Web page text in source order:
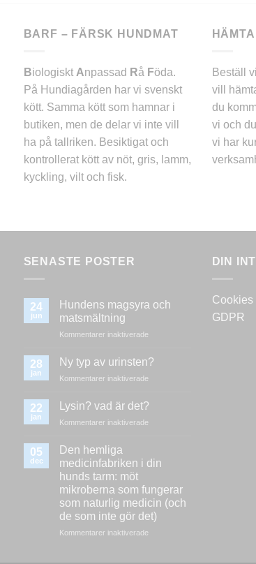
BARF – FÄRSK HUNDMAT
Biologiskt Anpassad Rå Föda.
På Hundiagården har vi svenskt
kött. Samma kött som hamnar i
butiken, men de delar vi inte vill
ha på tallriken. Besiktigat och
kontrollerat kött av nöt, gris, lamm,
kyckling, vilt och fisk.
Beställ
vill
du
vi och
vi har
SENASTE POSTER
24
jun
Hundens magsyra och
matsmältning
Kommentarer inaktiveradeför
magsyra
matsmältning
28
jan
Ny typ av urinsten?
Kommentarer inaktiveradeför
typ
urinsten?
22
jan
Lysin? vad är det?
Kommentarer inaktiveradeför
är
det?
05
dec
Den hemliga
medicinfabriken i din
hunds tarm: möt
mikroberna som fungerar
som naturlig medicin (och
de som inte gör det)
Kommentarer inaktiveradeför
DIN
Cookies
GDPR